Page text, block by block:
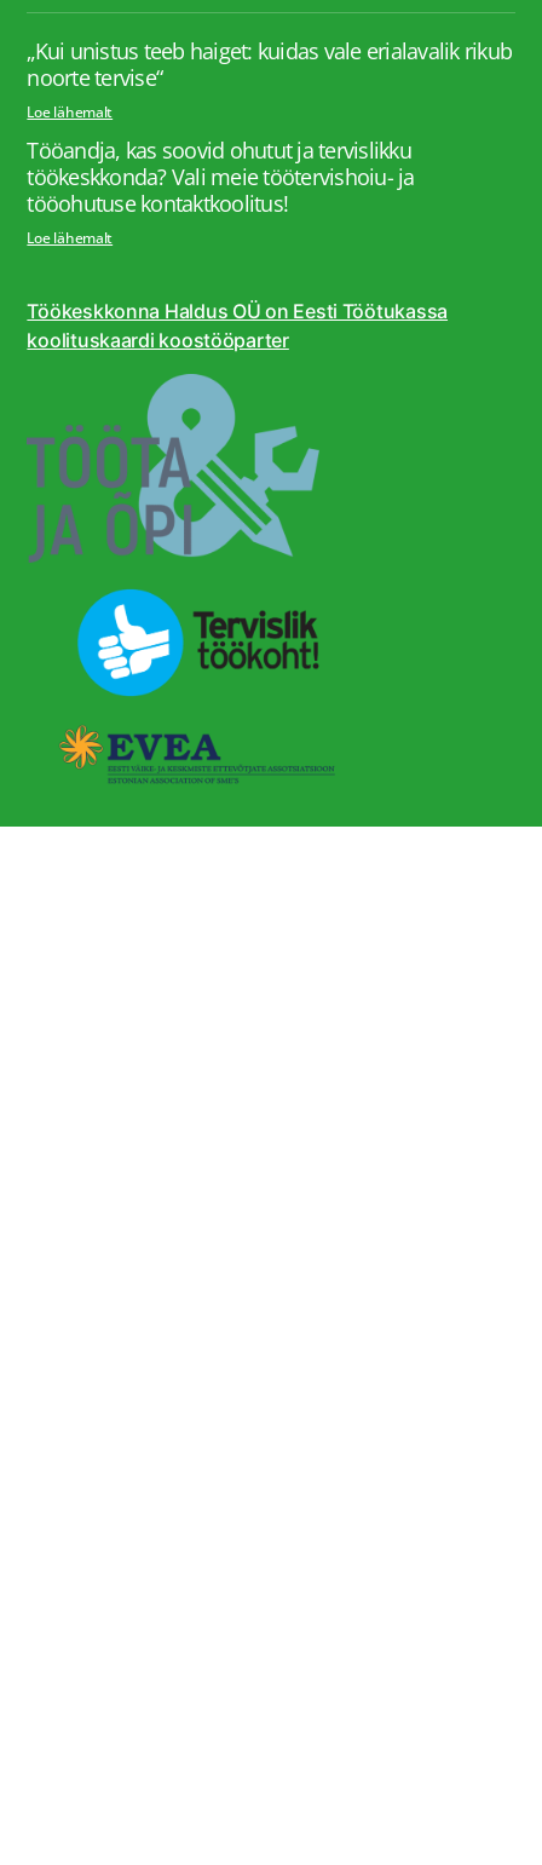
„Kui unistus teeb haiget: kuidas vale erialavalik rikub
noorte tervise“
Loe lähemalt
Tööandja, kas soovid ohutut ja tervislikku
töökeskkonda? Vali meie töötervishoiu- ja
tööohutuse kontaktkoolitus!
Loe lähemalt
Töökeskkonna Haldus OÜ on Eesti Töötukassa
koolituskaardi koostööparter